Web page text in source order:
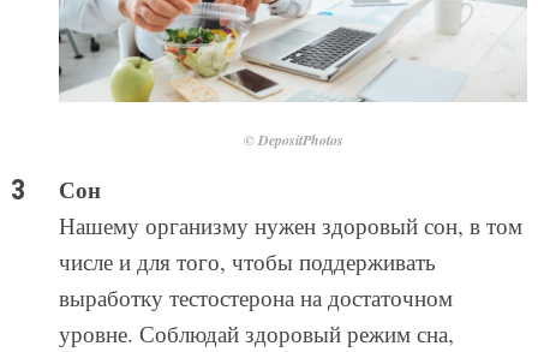
© DepositPhotos
Сон
Нашему организму нужен здоровый сон, в том
числе и для того, чтобы поддерживать
выработку тестостерона на достаточном
уровне. Соблюдай здоровый режим сна,